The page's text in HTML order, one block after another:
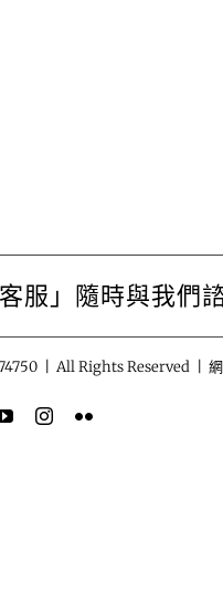
服」隨時與我們
| All Rights Reserved | 網
YouTubeInstagram
Flickr